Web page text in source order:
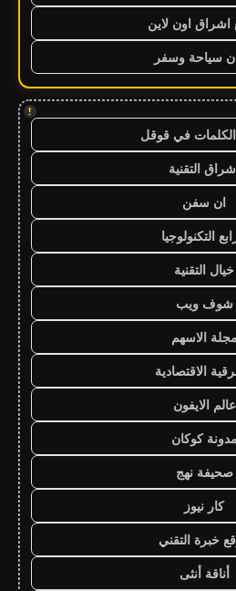
اشراق اون لاين
سياحة وسفر
!
في قوقل
التقنية
ان سفن
التكنولوجيا
خيال التقنية
شوف ويب
مجلة الاسهم
الاقتصادية
عالم الايفون
مدونة كوكان
صحيفة نهج
كار نيوز
خبرة التقني
أناقة أنثى